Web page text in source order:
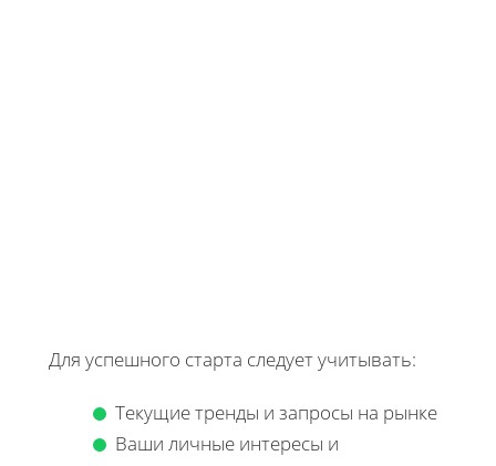
Для успешного старта следует учитывать:
Текущие тренды и запросы на рынке
Ваши личные интересы и